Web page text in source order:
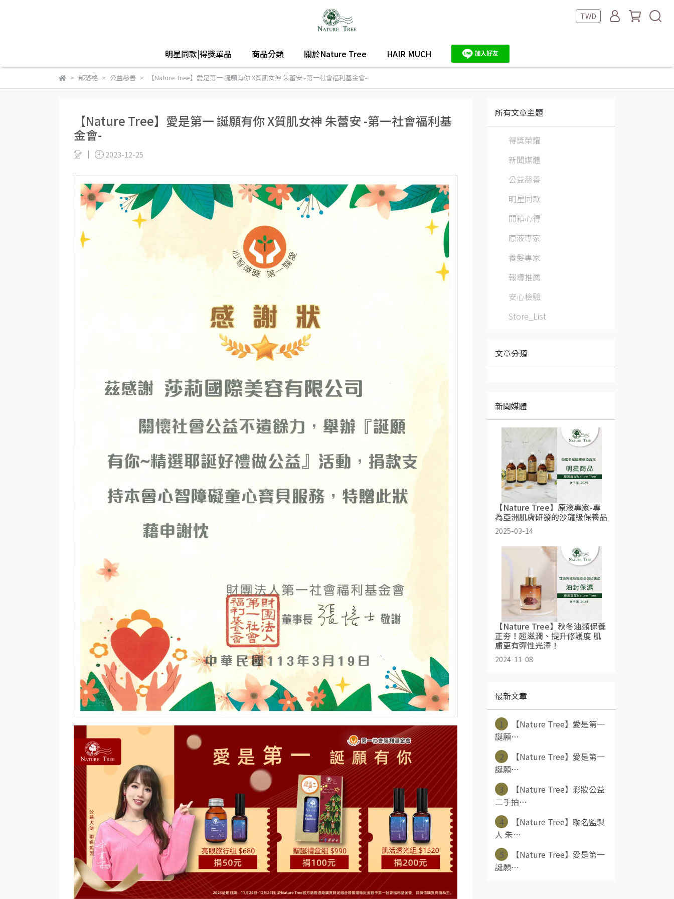
TWD
明星同款|得獎單品 商品分類 關於Nature Tree HAIR MUCH
部落格 公益慈善 【Nature Tree】愛是第一 誕願有你 X質肌女神 朱蕾安 -第一社會福利基金會-
【Nature Tree】愛是第一 誕願有你 X質肌女神 朱蕾安 -第一社會福利基
金會-
2023-12-25
所有文章主題
得獎榮耀
新聞媒體
公益慈善
明星同款
開箱心得
原液專家
養髮專家
報導推薦
安心檢驗
Store_List
文章分類
新聞媒體
【Nature Tree】原液專家-專
為亞洲肌膚研發的沙龍級保養品
2025-03-14
【Nature Tree】秋冬油類保養
正夯！超滋潤、提升修護度 肌
膚更有彈性光澤！
2024-11-08
最新文章
1
【Nature Tree】愛是第一
誕願⋯
2
【Nature Tree】愛是第一
誕願⋯
3
【Nature Tree】彩妝公益
二手拍⋯
4
【Nature Tree】聯名監製
人 朱⋯
5
【Nature Tree】愛是第一
誕願⋯